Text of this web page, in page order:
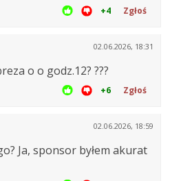
+4 Zgłoś
02.06.2026, 18:31
o o godz.12? ???
+6 Zgłoś
02.06.2026, 18:59
Ja, sponsor byłem akurat